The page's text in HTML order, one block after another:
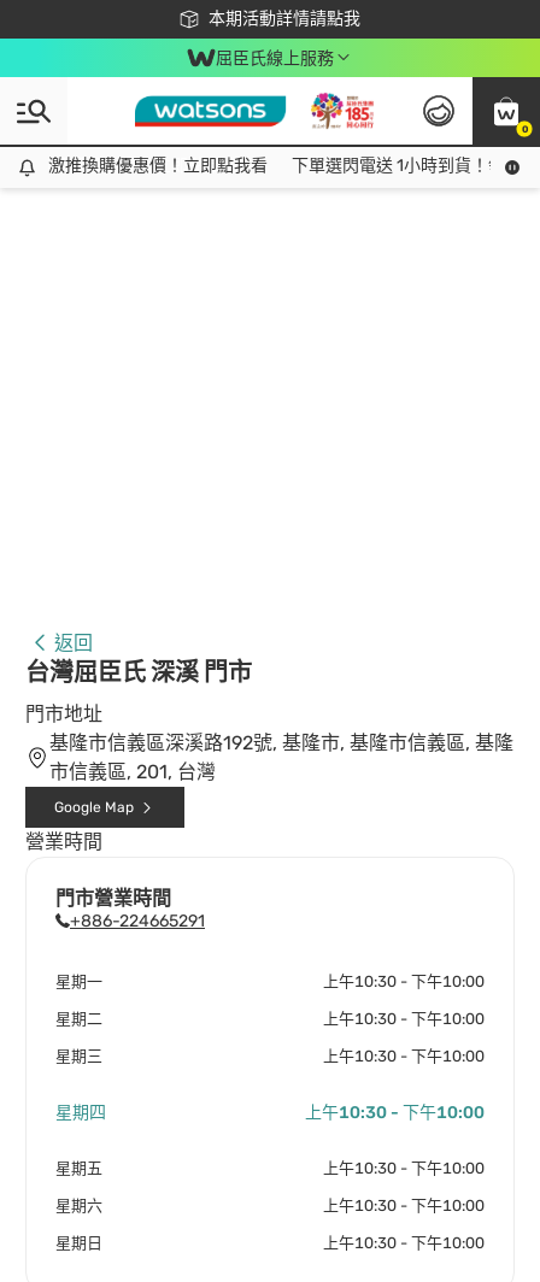
本期活動詳情請點我
下載app最高回饋$350
屈臣氏線上服務
0
激推換購優惠價！立即點我看
激推換購優惠價！立即點我看 下單選閃電送 1小時到貨！領神
返回
台灣屈臣氏 深溪 門市
門市地址
基隆市信義區深溪路192號, 基隆市, 基隆市信義區, 基隆
市信義區, 201, 台灣
Google Map
營業時間
門市營業時間
+886-224665291
星期一 上午10:30 - 下午10:00
星期二 上午10:30 - 下午10:00
星期三 上午10:30 - 下午10:00
星期四 上午10:30 - 下午10:00
星期五 上午10:30 - 下午10:00
星期六 上午10:30 - 下午10:00
星期日 上午10:30 - 下午10:00